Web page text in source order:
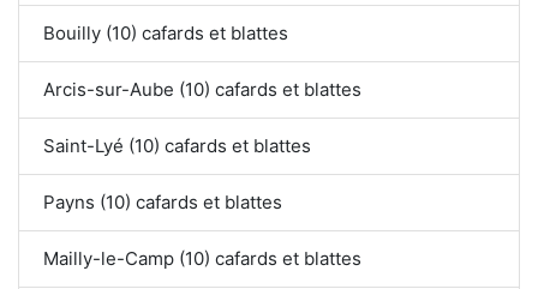
Bouilly (10) cafards et blattes
Arcis-sur-Aube (10) cafards et blattes
Saint-Lyé (10) cafards et blattes
Payns (10) cafards et blattes
Mailly-le-Camp (10) cafards et blattes